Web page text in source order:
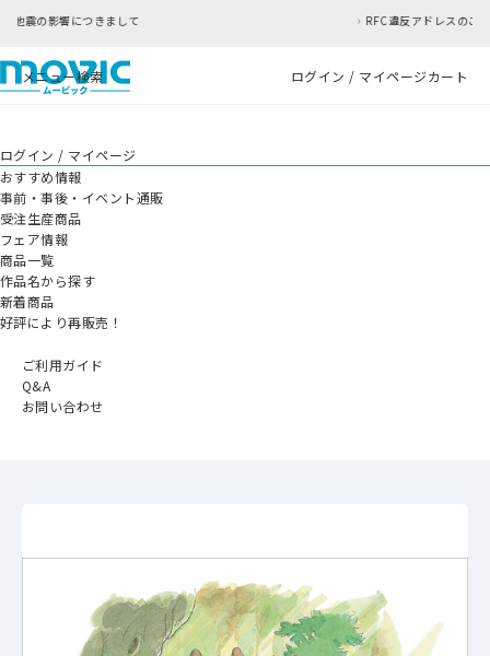
RFC違反アドレスのご利用について
メニュー検索 ログイン / マイページカート
ログイン / マイページ
おすすめ情報
事前・事後・イベント通販
受注生産商品
フェア情報
商品一覧
作品名から探す
新着商品
好評により再販売！
ご利用ガイド
Q&A
お問い合わせ